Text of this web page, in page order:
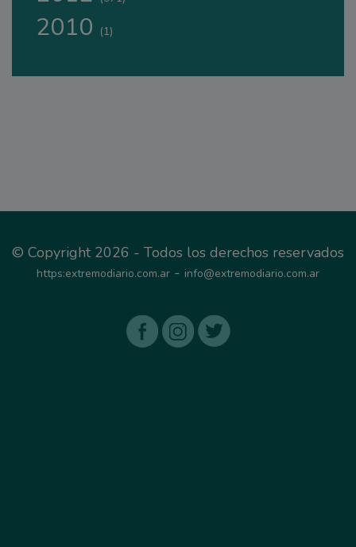
2010 (1)
© Copyright 2026 - Todos los derechos reservados
https:extremodiario.com.ar - info@extremodiario.com.ar